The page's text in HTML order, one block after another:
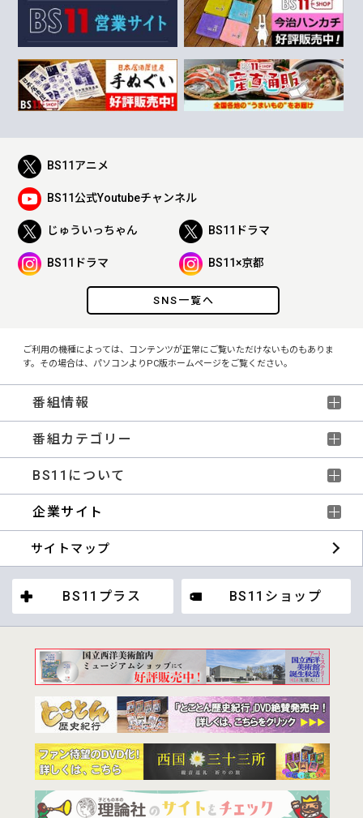
SNS一覧へ
BS11アニメ
BS11公式Youtubeチャンネル
じゅういっちゃん BS11ドラマ
BS11ドラマ BS11×京都
ご利用の機種によっては、コンテンツが正常にご覧いただけないものもありま
す。その場合は、パソコンよりPC版ホームページをご覧ください。
番組情報
番組カテゴリー
BS11について
企業サイト
サイトマップ
BS11プラス BS11ショップ